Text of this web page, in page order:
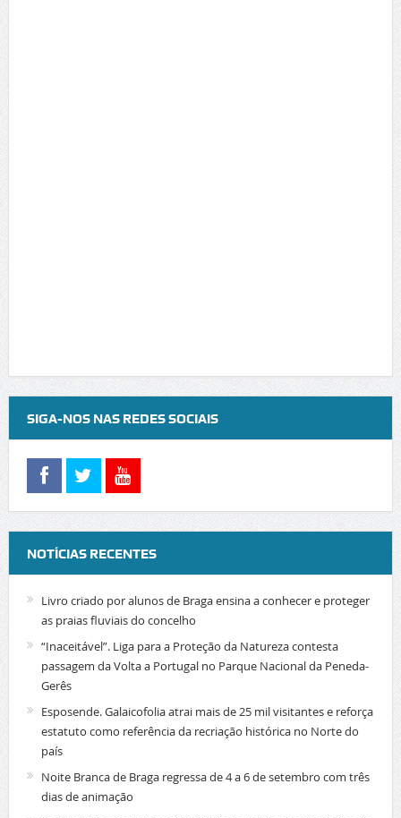
SIGA-NOS NAS REDES SOCIAIS
NOTÍCIAS RECENTES
Livro criado por alunos de Braga ensina a conhecer e proteger
as praias fluviais do concelho
“Inaceitável”. Liga para a Proteção da Natureza contesta
passagem da Volta a Portugal no Parque Nacional da Peneda-
Gerês
Esposende. Galaicofolia atrai mais de 25 mil visitantes e reforça
estatuto como referência da recriação histórica no Norte do
país
Noite Branca de Braga regressa de 4 a 6 de setembro com três
dias de animação